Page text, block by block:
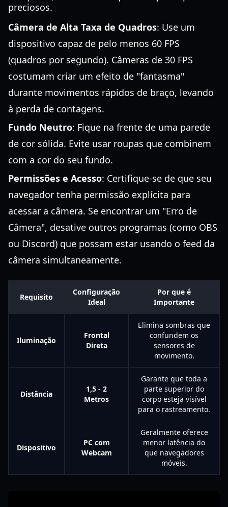
preciosos.
Câmera de Alta Taxa de Quadros: Use um
dispositivo capaz de pelo menos 60 FPS
(quadros por segundo). Câmeras de 30 FPS
costumam criar um efeito de "fantasma"
durante movimentos rápidos de braço, levando
à perda de contagens.
Fundo Neutro: Fique na frente de uma parede
de cor sólida. Evite usar roupas que combinem
com a cor do seu fundo.
Permissões e Acesso: Certifique-se de que seu
navegador tenha permissão explícita para
acessar a câmera. Se encontrar um "Erro de
Câmera", desative outros programas (como OBS
ou Discord) que possam estar usando o feed da
câmera simultaneamente.
Requisito
Configuração
Ideal
Por que é
Importante
Iluminação
Frontal
Direta
Elimina sombras que
confundem os
sensores de
movimento.
Distância
1,5 - 2
Metros
Garante que toda a
parte superior do
corpo esteja visível
para o rastreamento.
Dispositivo
PC com
Webcam
Geralmente oferece
menor latência do
que navegadores
móveis.